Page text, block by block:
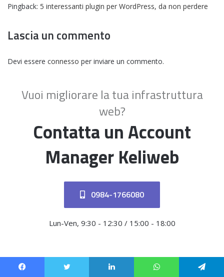
Pingback: 5 interessanti plugin per WordPress, da non perdere
Lascia un commento
Devi essere connesso per inviare un commento.
Vuoi migliorare la tua infrastruttura
web?
Contatta un Account
Manager Keliweb
0984-1766080
Lun-Ven, 9:30 - 12:30 / 15:00 - 18:00